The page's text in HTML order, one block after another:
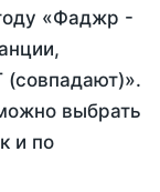
«Фаджр -
выбрать
и по